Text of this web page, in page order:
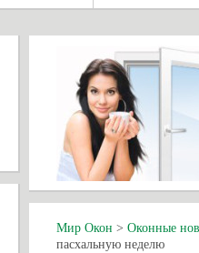
Мир Окон > Оконные
пасхальную неделю